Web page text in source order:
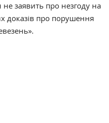
заявить про незгоду на
доказів про порушення